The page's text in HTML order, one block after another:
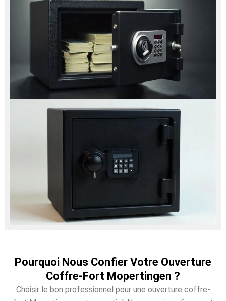
Pourquoi Nous Confier Votre Ouverture
Coffre-Fort Mopertingen ?
Choisir le bon professionnel pour une ouverture coffre-